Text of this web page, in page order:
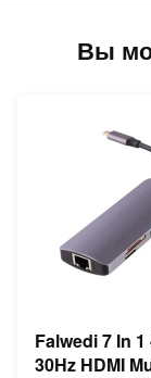
Вы
Falwedi 7 In 1
30Hz HDMI